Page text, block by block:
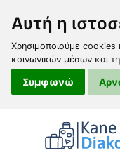
Αυτή η
Χρησιμοποιούμε cookies
κοινωνικών μέσων και
Συμφωνώ